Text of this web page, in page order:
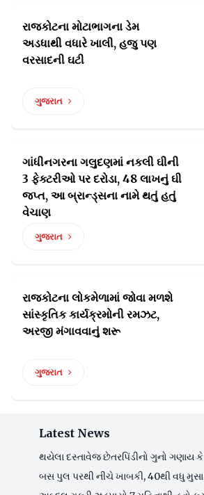
રાજકોટના મોટાભાગના ડેમ
અડધાથી વધારે ખાલી, હજુ પણ
વરસાદની ઘટી
ગુજરાત
ગાંધીનગરના ગલુદણમાં નકલી ઘીની
3 ફેક્ટરીઓ પર દરોડા, 48 લાખનું ઘી
જપ્ત, આ બ્રાન્ડ્સના નામે થતું હતું
વેચાણ
ગુજરાત
રાજકોટના લોકમેળામાં જોવા મળશે
સાંસ્કૃતિકકાર્યક્રમોની રમઝટ,
અરજી મંગાવવાનું શરૂ
ગુજરાત
Latest News
થયેલા દસ્તાવેજ છેતરપિંડીનો ગુનો ગણાય
બસ પુલ પરથી નીચે ખાબકી, 40થી વધુ